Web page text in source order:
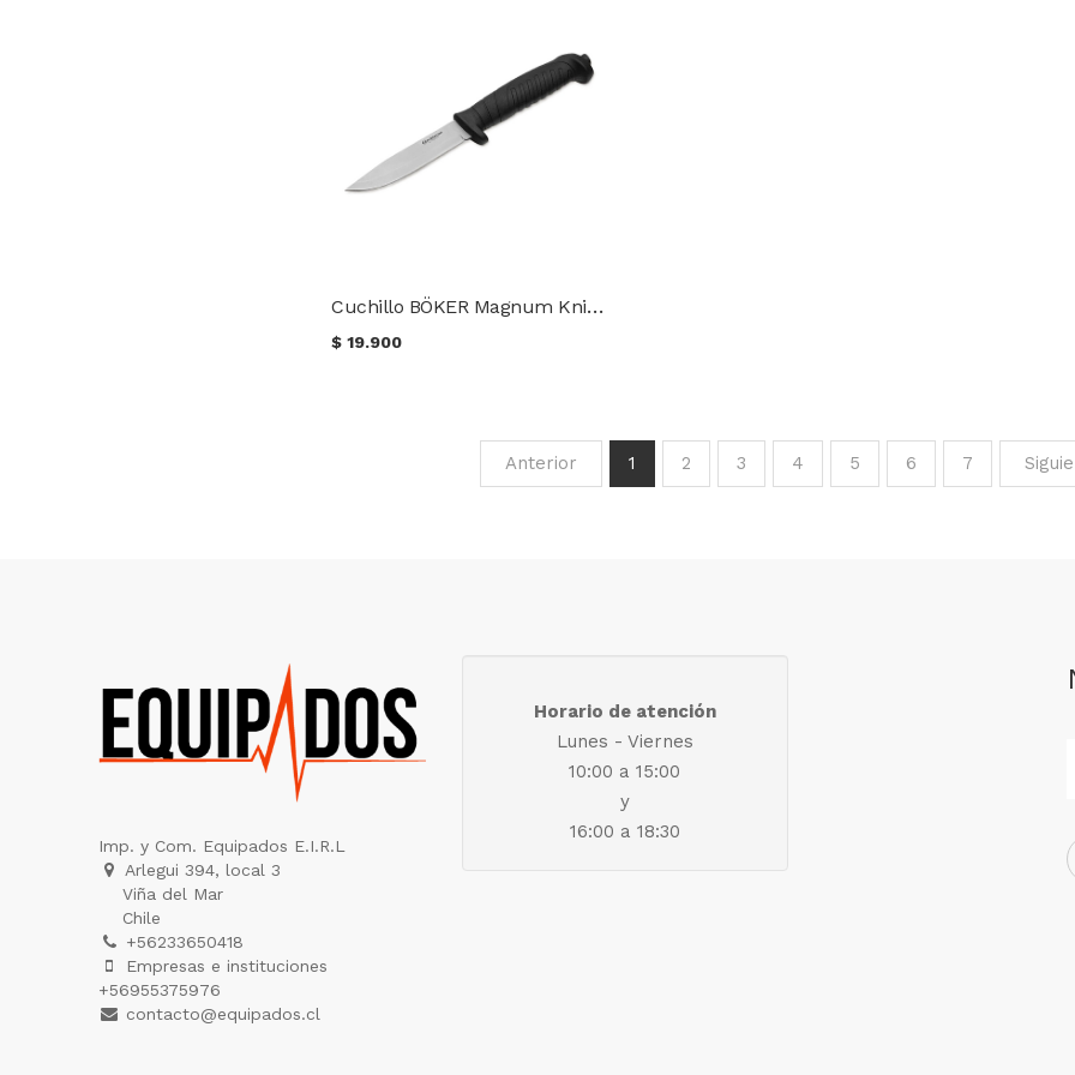
Cuchillo BÖKER Magnum Knigvar Sar
$19.900
Anterior 1 2 3 4 5 6 7
Imp. y Com. Equipados E.I.R.L
Arlegui 394, local 3
Viña del Mar
Chile
+56233650418
Empresas e instituciones
+56955375976
contacto@equipados.cl
Horario de atención
Lunes - Viernes
10:00 a 15:00
y
16:00 a 18:30